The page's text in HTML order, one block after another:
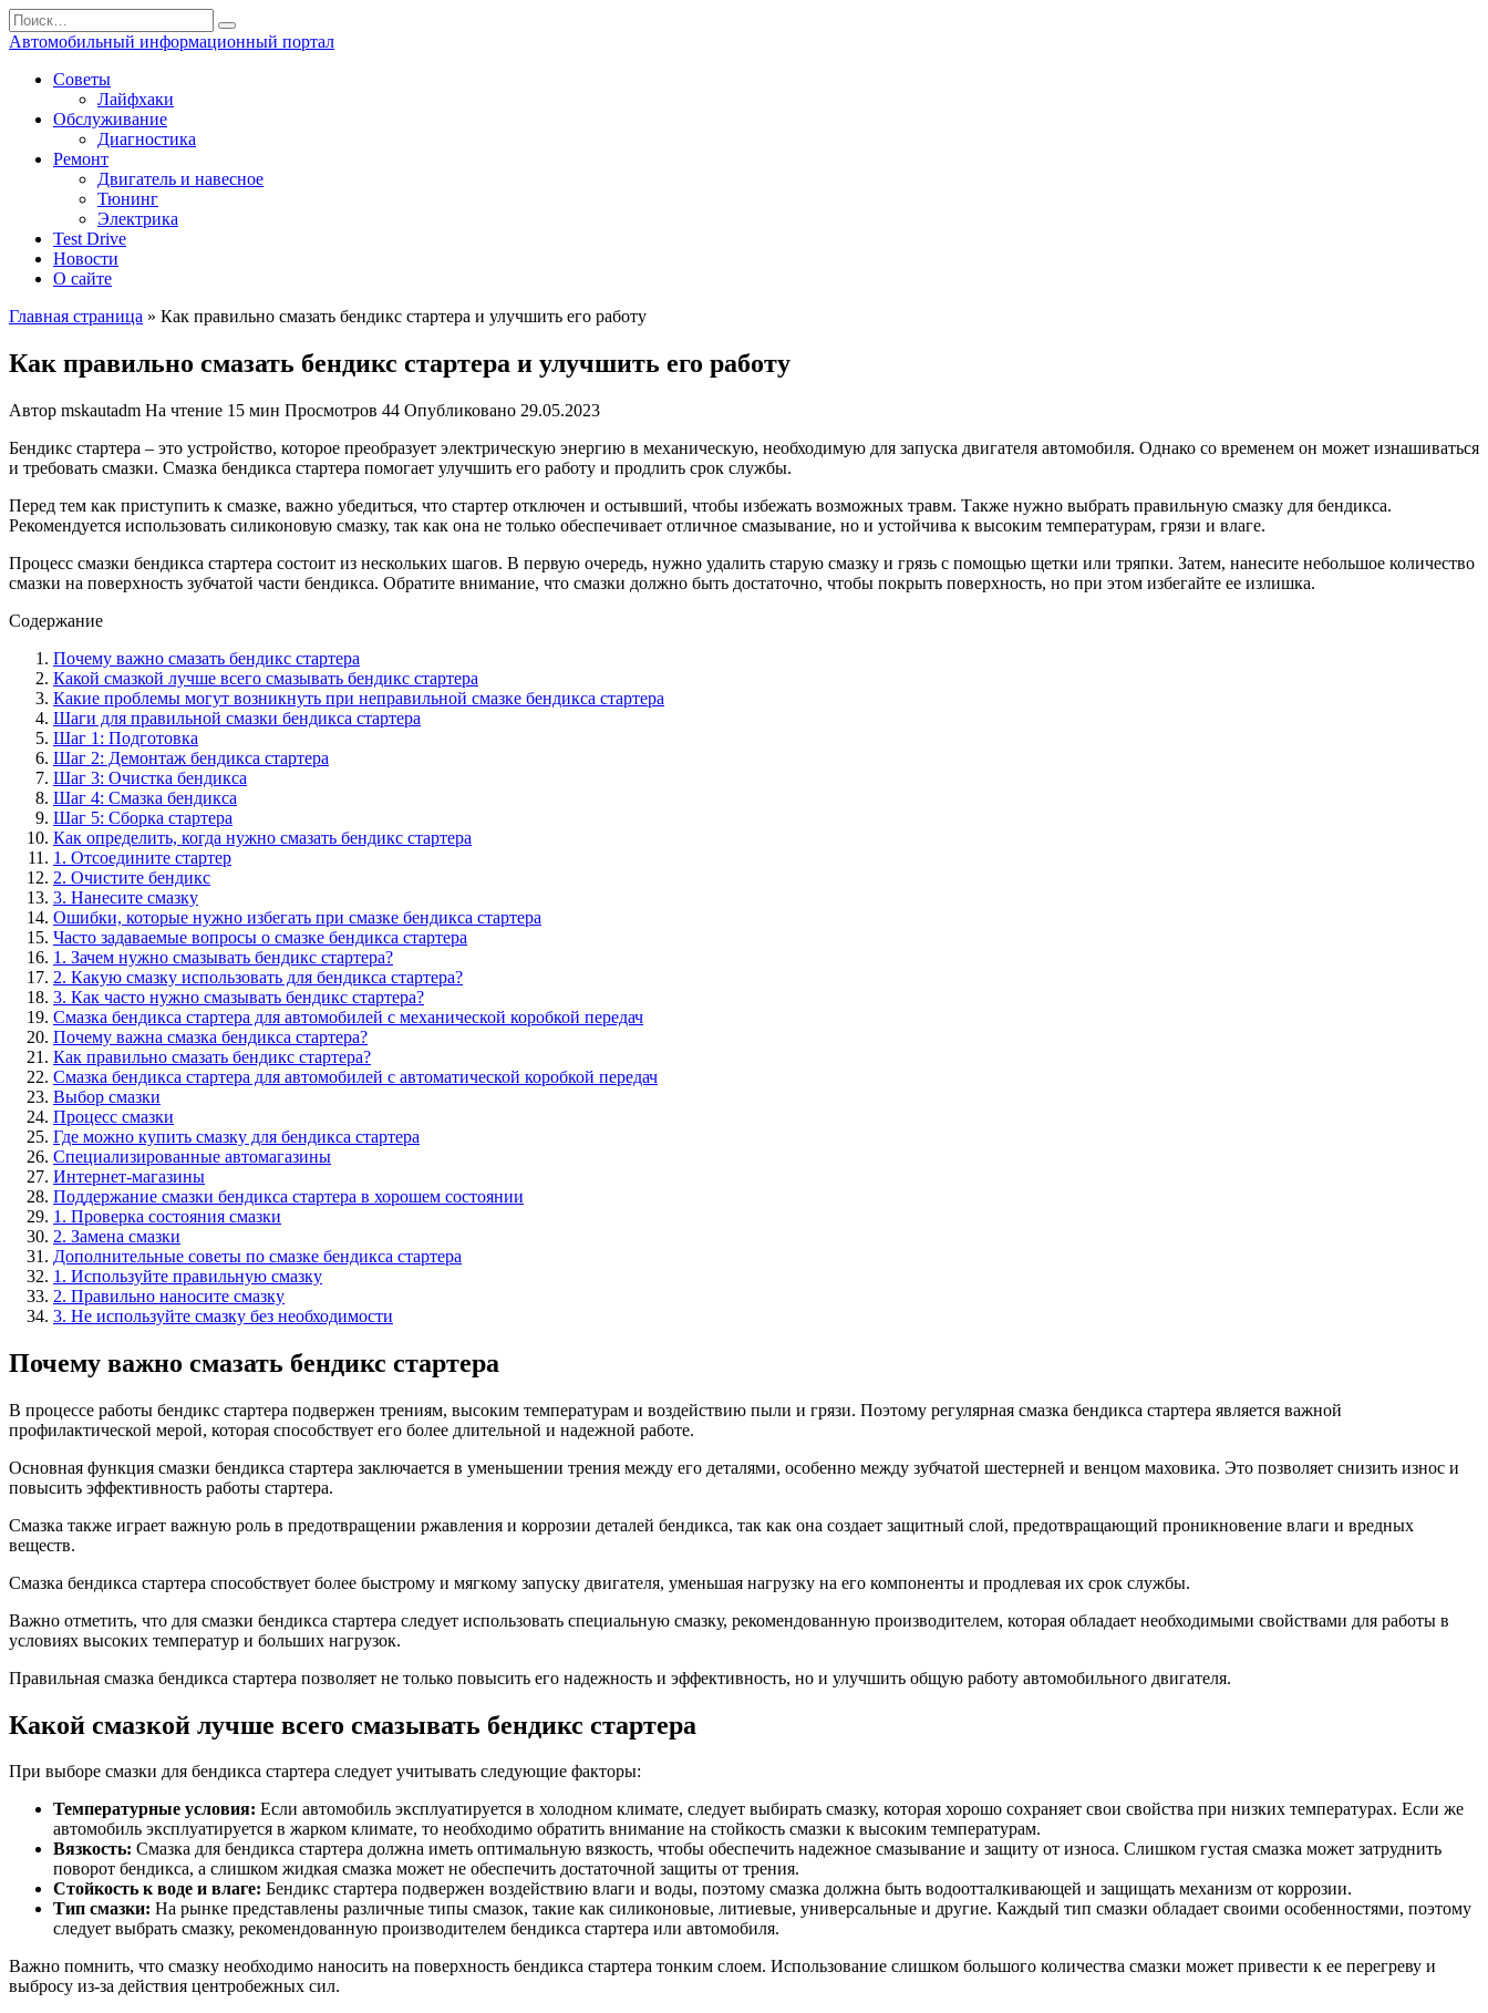
Перейти
к
Search
for:
Автомобильный информационный портал
Советы
Лайфхаки
Обслуживание
Диагностика
Ремонт
Двигатель и навесное
Тюнинг
Электрика
Test Drive
Новости
О сайте
Главная страница » Как правильно смазать бендикс стартера и улучшить его работу
Как правильно смазать бендикс стартера и улучшить его работу
Автор mskautadm На чтение 15 мин Просмотров 44 Опубликовано 29.05.2023
Бендикс стартера – это устройство, которое преобразует электрическую энергию в механическую, необходимую для запуска двигателя автомобиля. Однако со временем он может изнашиваться
и требовать смазки. Смазка бендикса стартера помогает улучшить его работу и продлить срок службы.
Перед тем как приступить к смазке, важно убедиться, что стартер отключен и остывший, чтобы избежать возможных травм. Также нужно выбрать правильную смазку для бендикса.
Рекомендуется использовать силиконовую смазку, так как она не только обеспечивает отличное смазывание, но и устойчива к высоким температурам, грязи и влаге.
Процесс смазки бендикса стартера состоит из нескольких шагов. В первую очередь, нужно удалить старую смазку и грязь с помощью щетки или тряпки. Затем, нанесите небольшое количество
смазки на поверхность зубчатой части бендикса. Обратите внимание, что смазки должно быть достаточно, чтобы покрыть поверхность, но при этом избегайте ее излишка.
Содержание
Почему важно смазать бендикс стартера
Какой смазкой лучше всего смазывать бендикс стартера
Какие проблемы могут возникнуть при неправильной смазке бендикса стартера
Шаги для правильной смазки бендикса стартера
Шаг 1: Подготовка
Шаг 2: Демонтаж бендикса стартера
Шаг 3: Очистка бендикса
Шаг 4: Смазка бендикса
Шаг 5: Сборка стартера
Как определить, когда нужно смазать бендикс стартера
1. Отсоедините стартер
2. Очистите бендикс
3. Нанесите смазку
Ошибки, которые нужно избегать при смазке бендикса стартера
Часто задаваемые вопросы о смазке бендикса стартера
1. Зачем нужно смазывать бендикс стартера?
2. Какую смазку использовать для бендикса стартера?
3. Как часто нужно смазывать бендикс стартера?
Смазка бендикса стартера для автомобилей с механической коробкой передач
Почему важна смазка бендикса стартера?
Как правильно смазать бендикс стартера?
Смазка бендикса стартера для автомобилей с автоматической коробкой передач
Выбор смазки
Процесс смазки
Где можно купить смазку для бендикса стартера
Специализированные автомагазины
Интернет-магазины
Поддержание смазки бендикса стартера в хорошем состоянии
1. Проверка состояния смазки
2. Замена смазки
Дополнительные советы по смазке бендикса стартера
1. Используйте правильную смазку
2. Правильно наносите смазку
3. Не используйте смазку без необходимости
Почему важно смазать бендикс стартера
В процессе работы бендикс стартера подвержен трениям, высоким температурам и воздействию пыли и грязи. Поэтому регулярная смазка бендикса стартера является важной
профилактической мерой, которая способствует его более длительной и надежной работе.
Основная функция смазки бендикса стартера заключается в уменьшении трения между его деталями, особенно между зубчатой шестерней и венцом маховика. Это позволяет снизить износ и
повысить эффективность работы стартера.
Смазка также играет важную роль в предотвращении ржавления и коррозии деталей бендикса, так как она создает защитный слой, предотвращающий проникновение влаги и вредных
веществ.
Смазка бендикса стартера способствует более быстрому и мягкому запуску двигателя, уменьшая нагрузку на его компоненты и продлевая их срок службы.
Важно отметить, что для смазки бендикса стартера следует использовать специальную смазку, рекомендованную производителем, которая обладает необходимыми свойствами для работы в
условиях высоких температур и больших нагрузок.
Правильная смазка бендикса стартера позволяет не только повысить его надежность и эффективность, но и улучшить общую работу автомобильного двигателя.
Какой смазкой лучше всего смазывать бендикс стартера
При выборе смазки для бендикса стартера следует учитывать следующие факторы:
Температурные условия: Если автомобиль эксплуатируется в холодном климате, следует выбирать смазку, которая хорошо сохраняет свои свойства при низких температурах. Если же
автомобиль эксплуатируется в жарком климате, то необходимо обратить внимание на стойкость смазки к высоким температурам.
Вязкость: Смазка для бендикса стартера должна иметь оптимальную вязкость, чтобы обеспечить надежное смазывание и защиту от износа. Слишком густая смазка может затруднить
поворот бендикса, а слишком жидкая смазка может не обеспечить достаточной защиты от трения.
Стойкость к воде и влаге: Бендикс стартера подвержен воздействию влаги и воды, поэтому смазка должна быть водоотталкивающей и защищать механизм от коррозии.
Тип смазки: На рынке представлены различные типы смазок, такие как силиконовые, литиевые, универсальные и другие. Каждый тип смазки обладает своими особенностями, поэтому
следует выбрать смазку, рекомендованную производителем бендикса стартера или автомобиля.
Важно помнить, что смазку необходимо наносить на поверхность бендикса стартера тонким слоем. Использование слишком большого количества смазки может привести к ее перегреву и
выбросу из-за действия центробежных сил.